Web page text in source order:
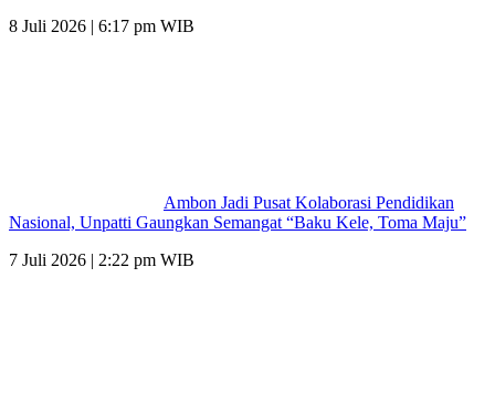
8 Juli 2026 | 6:17 pm WIB
Ambon Jadi Pusat Kolaborasi Pendidikan
Nasional, Unpatti Gaungkan Semangat “Baku Kele, Toma Maju”
7 Juli 2026 | 2:22 pm WIB